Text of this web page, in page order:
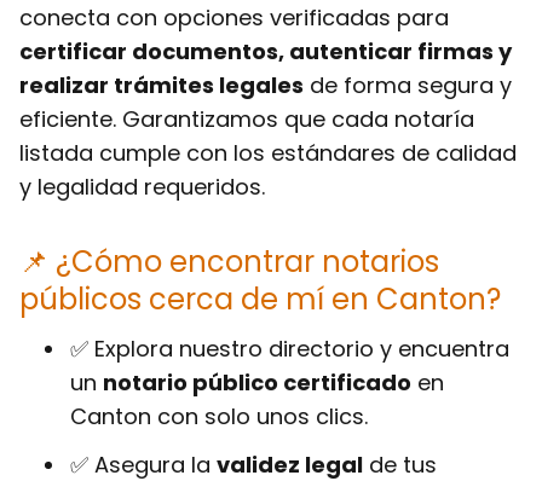
conecta con opciones verificadas para
certificar documentos, autenticar firmas y
realizar trámites legales de forma segura y
eficiente. Garantizamos que cada notaría
listada cumple con los estándares de calidad
y legalidad requeridos.
📌 ¿Cómo encontrar notarios
públicos cerca de mí en Canton?
✅ Explora nuestro directorio y encuentra
un notario público certificado en
Canton con solo unos clics.
✅ Asegura la validez legal de tus